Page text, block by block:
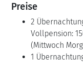
Preise
2
Vollpension:
(Mittwoch
1